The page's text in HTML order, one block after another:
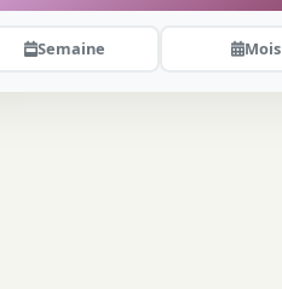
Semaine Mois